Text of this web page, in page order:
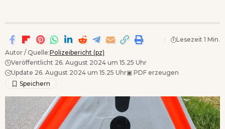
Autor / Quelle:Polizeibericht (pz)
Veröffentlicht 26. August 2024 um 15.25 Uhr
Update 26. August 2024 um 15.25 Uhr▣ PDF erzeugen
Lesezeit 1 Min.